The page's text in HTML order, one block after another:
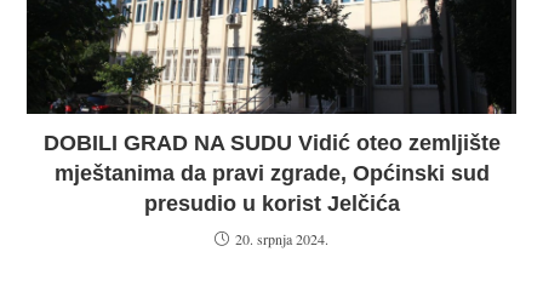
DOBILI GRAD NA SUDU Vidić oteo zemljište
mještanima da pravi zgrade, Općinski sud
presudio u korist Jelčića
20. srpnja 2024.